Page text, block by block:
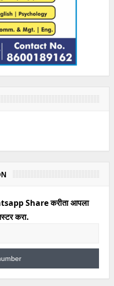
Share करीता आपला
करा.